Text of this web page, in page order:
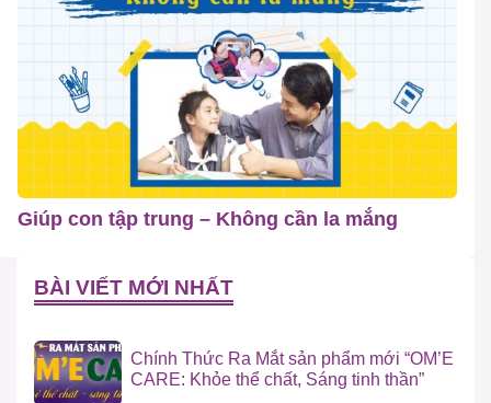
Giúp con tập trung – Không cần la mắng
BÀI VIẾT MỚI NHẤT
Chính Thức Ra Mắt sản phẩm mới “OM’E
CARE: Khỏe thể chất, Sáng tinh thần”